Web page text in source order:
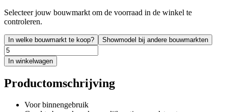
Selecteer jouw bouwmarkt om de voorraad in de winkel te
controleren.
In welke bouwmarkt te koop? Showmodel bij andere bouwmarkten
In winkelwagen
Productomschrijving
Voor binnengebruik